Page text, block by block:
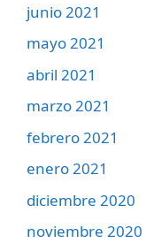
junio 2021
mayo 2021
abril 2021
marzo 2021
febrero 2021
enero 2021
diciembre 2020
noviembre 2020